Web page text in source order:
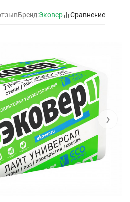
Бренд:Эковер Сравнение
›